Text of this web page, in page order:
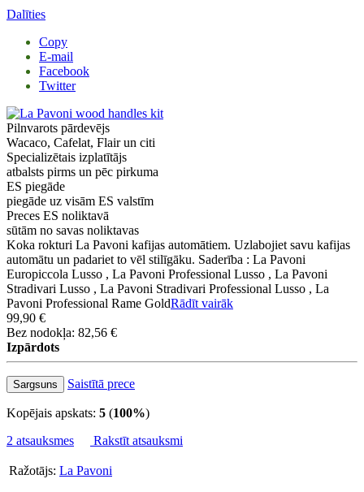
Dalīties
Copy
E-mail
Facebook
Twitter
Pilnvarots pārdevējs
Wacaco, Cafelat, Flair un citi
Specializētais izplatītājs
atbalsts pirms un pēc pirkuma
ES piegāde
piegāde uz visām ES valstīm
Preces ES noliktavā
sūtām no savas noliktavas
Koka rokturi La Pavoni kafijas automātiem. Uzlabojiet savu kafijas
automātu un padariet to vēl stilīgāku. Saderība : La Pavoni
Europiccola Lusso , La Pavoni Professional Lusso , La Pavoni
Stradivari Lusso , La Pavoni Stradivari Professional Lusso , La
Pavoni Professional Rame GoldRādīt vairāk
99,90 €
Bez nodokļa: 82,56 €
Izpārdots
Sargsuns Saistītā prece
Kopējais apskats: 5 (100%)
2 atsauksmes
Rakstīt atsauksmi
Ražotājs: La Pavoni